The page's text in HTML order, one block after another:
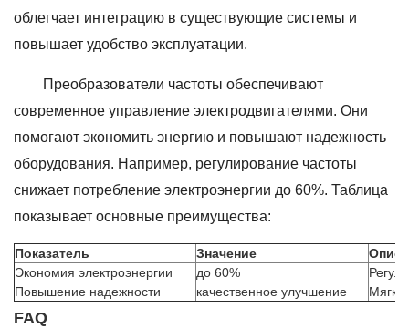
облегчает интеграцию в существующие системы и
повышает удобство эксплуатации.
Преобразователи частоты обеспечивают
современное управление электродвигателями. Они
помогают экономить энергию и повышают надежность
оборудования. Например, регулирование частоты
снижает потребление электроэнергии до 60%. Таблица
показывает основные преимущества:
Показатель Значение
Экономия электроэнергии
до 60%
Повышение надежности
качественное улучшение
FAQ